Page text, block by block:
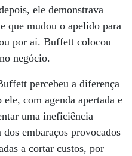
ele demonstrava
que mudou o apelido para
por aí. Buffett colocou
negócio.
percebeu a diferença
com agenda apertada e
uma ineficiência
embaraços provocados
a cortar custos, por